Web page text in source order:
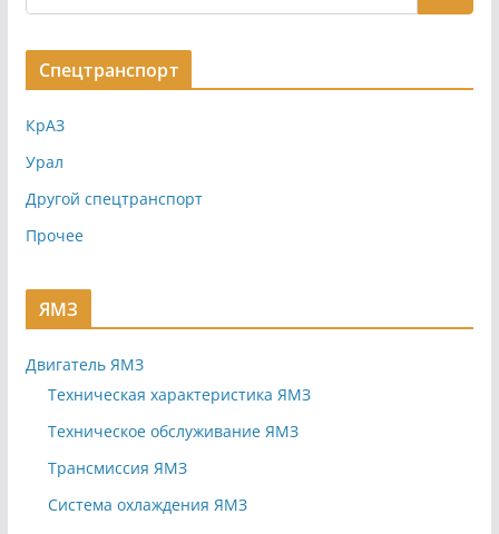
Спецтранспорт
КрАЗ
Урал
Другой спецтранспорт
Прочее
ЯМЗ
Двигатель ЯМЗ
Техническая характеристика ЯМЗ
Техническое обслуживание ЯМЗ
Трансмиссия ЯМЗ
Система охлаждения ЯМЗ